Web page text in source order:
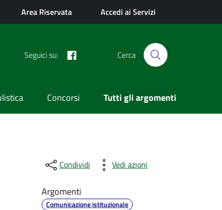
Area Riservata Accedi ai Servizi
Seguici su: Cerca
Concorsi Tutti gli argomenti
Condividi Vedi azioni
Argomenti
Comunicazione istituzionale